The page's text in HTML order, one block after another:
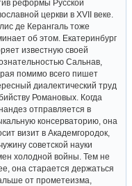
реформы Русской
церкви в XVII веке.
де Керангаль тоже
об этом. Екатеринбург
известную своей
Сальнав,
помимо всего пишет
диалектический труд
Романовых. Когда
отправляется в
консерваторию, она
визит в Академгородок,
советской науки
холодной войны. Тем не
она старается держаться
от прометеизма,